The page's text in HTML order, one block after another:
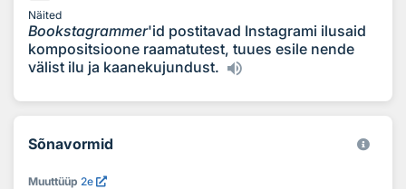
Näited
Bookstagrammer'id postitavad Instagrami ilusaid
kompositsioone raamatutest, tuues esile nende
välist ilu ja kaanekujundust.
Sõnavormid
Muuttüüp 2e